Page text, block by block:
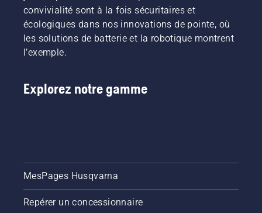
convivialité sont à la fois sécuritaires et
écologiques dans nos innovations de pointe, où
les solutions de batterie et la robotique montrent
l’exemple.
Explorez notre gamme
MesPages Husqvarna
Repérer un concessionnaire